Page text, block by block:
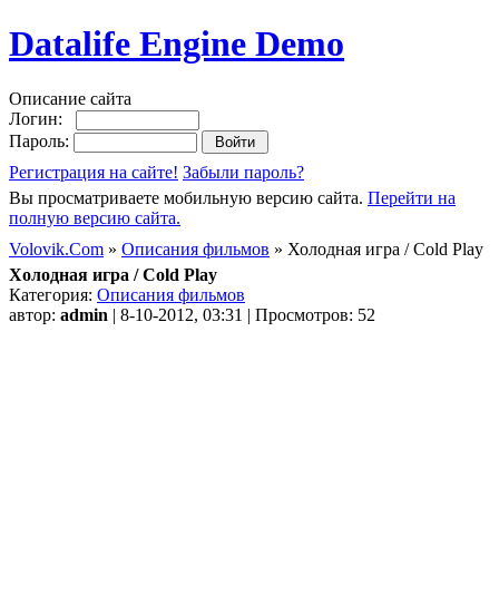
Datalife Engine Demo
Описание сайта
Логин:
Пароль:
Регистрация на сайте! Забыли пароль?
Вы просматриваете мобильную версию сайта. Перейти на
полную версию сайта.
Volovik.Com » Описания фильмов » Холодная игра / Cold Play
Холодная игра / Cold Play
Категория: Описания фильмов
автор: admin | 8-10-2012, 03:31 | Просмотров: 52